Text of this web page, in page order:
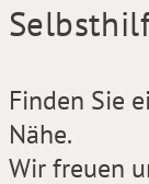
Finden Sie
Nähe.
Wir freuen